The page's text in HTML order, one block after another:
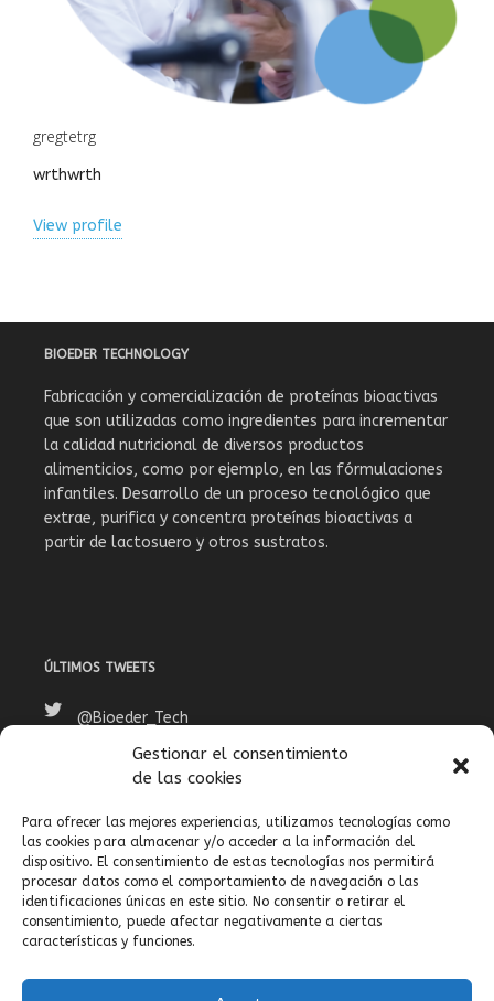
Gestionar el consentimiento
de las cookies
Para ofrecer las mejores experiencias, utilizamos tecnologías como
las cookies para almacenar y/o acceder a la información del
dispositivo. El consentimiento de estas tecnologías nos permitirá
procesar datos como el comportamiento de navegación o las
identificaciones únicas en este sitio. No consentir o retirar el
consentimiento, puede afectar negativamente a ciertas
características y funciones.
gregtetrg
wrthwrth
View profile
BIOEDER TECHNOLOGY
Fabricación y comercialización de proteínas bioactivas
que son utilizadas como ingredientes para incrementar
la calidad nutricional de diversos productos
alimenticios, como por ejemplo, en las fórmulaciones
infantiles. Desarrollo de un proceso tecnológico que
extrae, purifica y concentra proteínas bioactivas a
partir de lactosuero y otros sustratos.
ÚLTIMOS TWEETS
@Bioeder_Tech
@Bioeder_Tech.
BUSCAR